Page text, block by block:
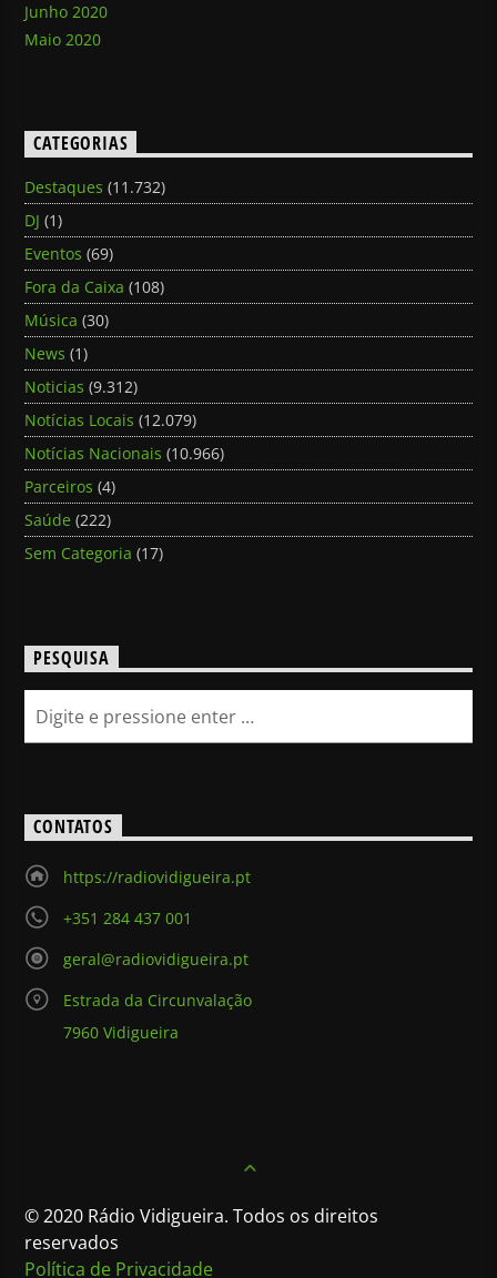
Junho 2020
Maio 2020
CATEGORIAS
Destaques (11.732)
DJ (1)
Eventos (69)
Fora da Caixa (108)
Música (30)
News (1)
Noticias (9.312)
Notícias Locais (12.079)
Notícias Nacionais (10.966)
Parceiros (4)
Saúde (222)
Sem Categoria (17)
PESQUISA
CONTATOS
https://radiovidigueira.pt
+351 284 437 001
geral@radiovidigueira.pt
Estrada da Circunvalação
7960 Vidigueira
© 2020 Rádio Vidigueira. Todos os direitos
reservados
Política de Privacidade